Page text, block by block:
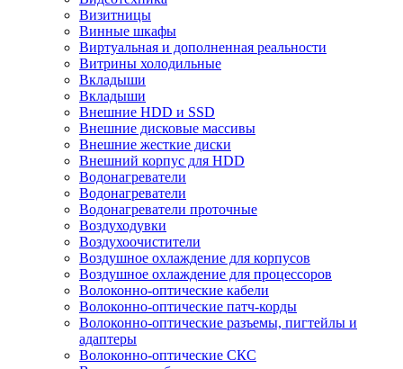
Визитницы
Винные шкафы
Виртуальная и дополненная реальности
Витрины холодильные
Вкладыши
Вкладыши
Внешние HDD и SSD
Внешние дисковые массивы
Внешние жесткие диски
Внешний корпус для HDD
Водонагреватели
Водонагреватели
Водонагреватели проточные
Воздуходувки
Воздухоочистители
Воздушное охлаждение для корпусов
Воздушное охлаждение для процессоров
Волоконно-оптические кабели
Волоконно-оптические патч-корды
Волоконно-оптические разъемы, пигтейлы и
адаптеры
Волоконно-оптические СКС